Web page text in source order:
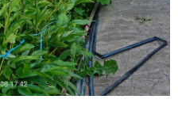
из детства...
на даче
готовим на даче